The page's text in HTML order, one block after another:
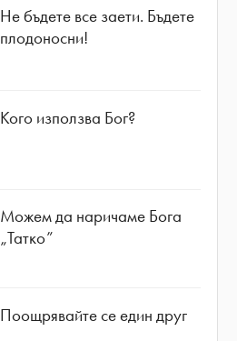
Не бъдете все заети. Бъдете
плодоносни!
Кого използва Бог?
Можем да наричаме Бога
„Татко”
Поощрявайте се един друг